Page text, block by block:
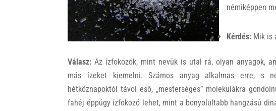
némiképpen
Kérdés: Mik is
Válasz: Az ízfokozók, mint nevük is utal rá, olyan anyagok,
más ízeket kiemelni. Számos anyag alkalmas erre, s
hétköznapoktól távol eső, „mesterséges” molekulákra
fahéj éppúgy ízfokozó lehet, mint a bonyolultabb hangzású